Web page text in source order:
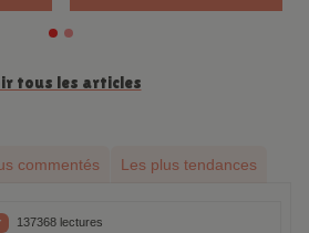
tous les articles
commentés Les plus tendances
137368 lectures